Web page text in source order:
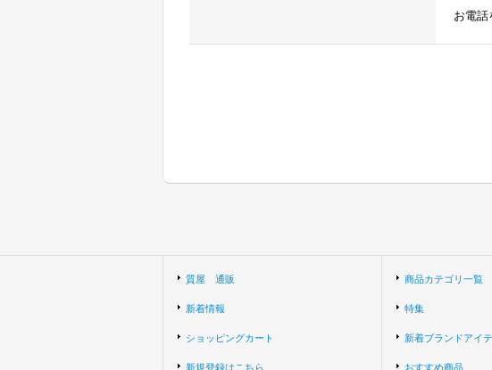
お電話
質屋 通販
新着情報
ショッピングカート
新規登録はこちら
商品カテゴリ一覧
特集
新着ブランドアイ
おすすめ商品